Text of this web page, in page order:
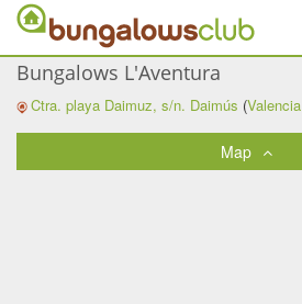
Bungalows L'Aventura
Ctra. playa Daimuz, s/n. Daimús (Valencia
Map